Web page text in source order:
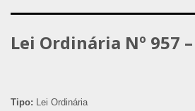
Lei Ordinária Nº 957
Tipo: Lei Ordinária